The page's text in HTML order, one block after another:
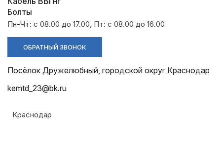
Болты
+7 (918) 003-93-73
Пн-Чт: с 08.00 до 17.00, Пт: с 08.00 до 16.00
ОБРАТНЫЙ ЗВОНОК
Посёлок Дружелюбный, городской округ Краснодар
kemtd_23@bk.ru
Краснодар
Стоимость:
Цена по запросу